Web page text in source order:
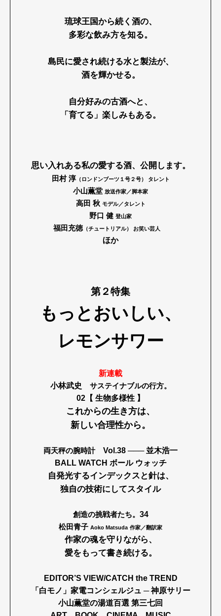
Pen Membership
Magazine
Official Columnist
About
Contact
Pen international Pen tw
琉球王国から続く酒の、
多彩な飲み方を知る。
島民に愛され続ける水と製法が、
酒を輝かせる。
自分好みの古酒へと、
「育てる」楽しみもある。
思い入れある私の愛する酒、公開します。
田村 淳（ロンドンブーツ１号２号） タレント
小山薫堂 放送作家／脚本家
高田 秋 モデル／タレント
野口 健 登山家
福田充徳（チュートリアル） お笑い芸人
ほか
第２特集
もっとおいしい、
レモンサワー
新連載
小林武史 サステイナブルの行方。
02【 生物多様性 】
これからの生き方は、
新しい合理性から。
両天秤の腕時計Vol.38 ─── 並木浩一
BALL WATCH ボール ウォッチ
自発光するインデックスと針は、
独自の技術にしてスタイル
創造の挑戦者たち。 34
松田青子 Aoko Matsuda 作家／翻訳家
作家の魂を守りながら、
愛をもって書き続ける。
EDITOR’S VIEW/CATCH the TREND
「白モノ」家電コンシェルジュ ─ 神原サリー
小山薫堂の湯道百選 第三七回